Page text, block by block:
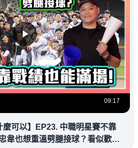
09:17
麼可以】EP23. 中職明星賽不靠
韋也想重溫劈腿接球？看似歡樂